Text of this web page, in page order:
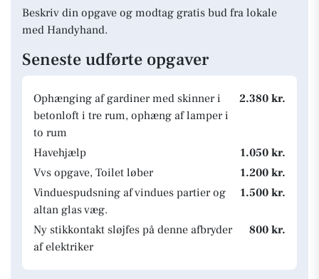
Beskriv din opgave og modtag gratis bud fra lokale
med Handyhand.
Seneste udførte opgaver
Ophænging af gardiner med skinner i
betonloft i tre rum, ophæng af lamper i
to rum
2.380 kr.
Havehjælp
1.050 kr.
Vvs opgave, Toilet løber
1.200 kr.
Vinduespudsning af vindues partier og
altan glas væg.
1.500 kr.
Ny stikkontakt sløjfes på denne afbryder
af elektriker
800 kr.